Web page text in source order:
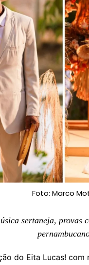
Foto: Marco
sertaneja, provas
do Eita Lucas!